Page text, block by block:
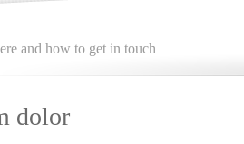
and how to get in touch
dolor